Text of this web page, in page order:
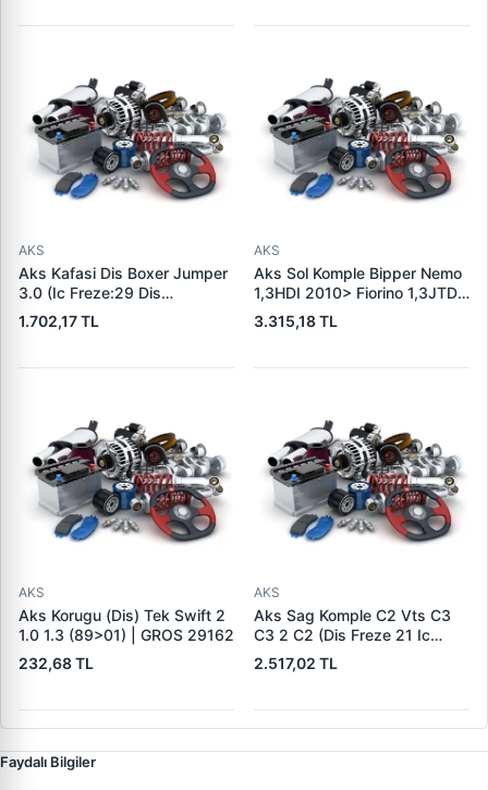
8200842365
AKS
Aks Kafasi Dis Boxer Jumper
3.0 (Ic Freze:29 Dis
Freze:35) | FAG 771053830 |
OEM 46308370
1.702,17 TL
AKS
Aks Sol Komple Bipper Nemo
1,3HDI 2010> Fiorino 1,3JTD
EURO5 13> (Dis Freze: 25, Ic
Freze: 24, Uzu | FORMPART
1607440280
3.315,18 TL
AKS
Aks Korugu (Dis) Tek Swift 2
1.0 1.3 (89>01) | GROS 29162
232,68 TL
AKS
Aks Sag Komple C2 Vts C3
C3 2 C2 (Dis Freze 21 Ic
Freze 22 Boy:841MM) TU3JP
TU3A (1,4 8V) 1,4 16V / 1,6
3272EN
2.517,02 TL
Faydalı Bilgiler